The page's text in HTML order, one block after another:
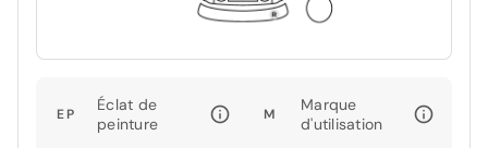
EP
Éclat de
peinture
M
Marque
d'utilisation